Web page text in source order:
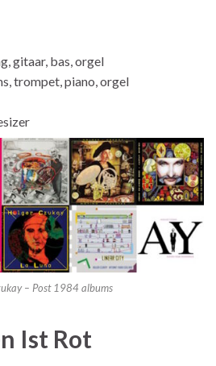
gitaar, bas, orgel
trompet, piano, orgel
– Post 1984 albums
Ist Rot